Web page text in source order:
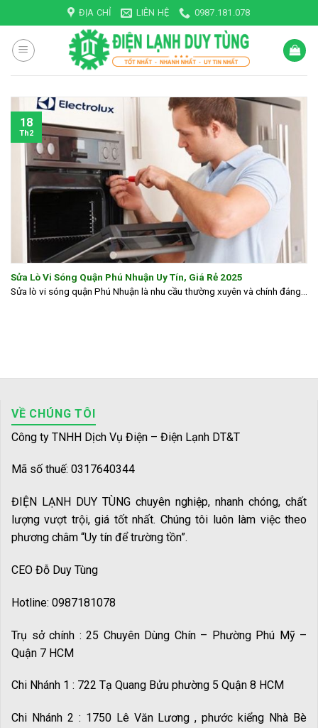
to
content
ĐỊA CHỈ LIÊN HỆ 0987.181.078
Sửa Lò Vi Sóng Quận Phú Nhuận Uy Tín, Giá Rẻ 2025
Sửa lò vi sóng quận Phú Nhuận là nhu cầu thường xuyên và chính đáng...
18
Th2
VỀ CHÚNG TÔI
Công ty TNHH Dịch Vụ Điện – Điện Lạnh DT&T
Mã số thuế: 0317640344
ĐIỆN LẠNH DUY TÙNG chuyên nghiệp, nhanh chóng, chất
lượng vượt trội, giá tốt nhất. Chúng tôi luôn làm việc theo
phương châm “Uy tín để trường tồn”.
CEO Đỗ Duy Tùng
Hotline: 0987181078
Trụ sở chính : 25 Chuyên Dùng Chín – Phường Phú Mỹ –
Quận 7 HCM
Chi Nhánh 1 : 722 Tạ Quang Bửu phường 5 Quận 8 HCM
Chi Nhánh 2 : 1750 Lê Văn Lương , phước kiểng Nhà Bè